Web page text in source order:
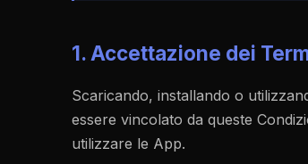
1. Accettazione dei
Scaricando, installando o
essere vincolato da queste
utilizzare le App.